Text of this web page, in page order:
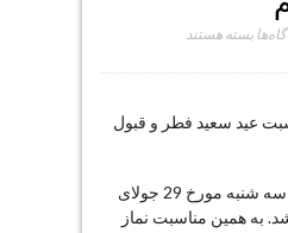
برای
سعید
بسته هستند
عید سعید فطر و قبول
به اطلاع میرسانیم که سه شنبه مورخ 29 جولای
به همین مناسبت نماز